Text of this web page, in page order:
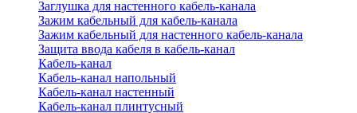
Заглушка для настенного кабель-канала
Зажим кабельный для кабель-канала
Зажим кабельный для настенного кабель-канала
Защита ввода кабеля в кабель-канал
Кабель-канал
Кабель-канал напольный
Кабель-канал настенный
Кабель-канал плинтусный